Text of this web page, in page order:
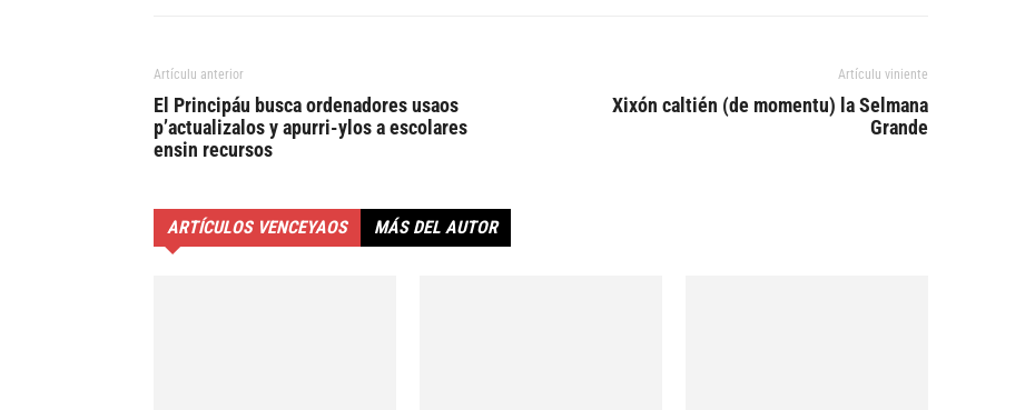
Artículu anterior
El Principáu busca ordenadores usaos
p’actualizalos y apurri-ylos a escolares
ensin recursos
Artículu viniente
Xixón caltién (de momentu) la Selmana
Grande
ARTÍCULOS VENCEYAOS MÁS DEL AUTOR